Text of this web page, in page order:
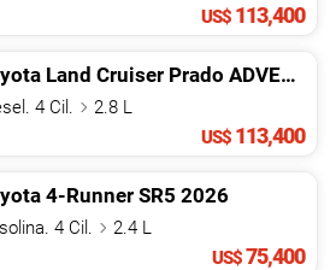
US$ 113,400
Land Cruiser Prado ADVENTURE 1A
4 Cil.
2.8 L
US$ 113,400
4-Runner SR5 2026
4 Cil.
2.4 L
US$75,400